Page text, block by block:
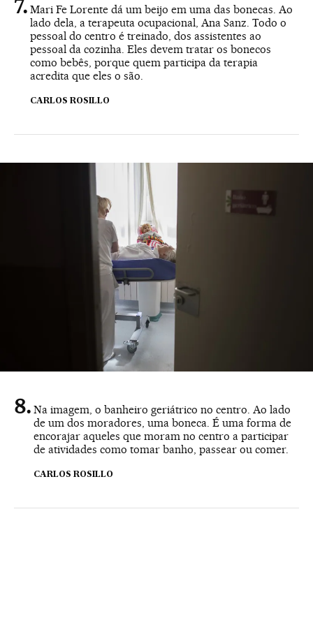
Mari Fe Lorente dá um beijo em uma das bonecas. Ao
lado dela, a terapeuta ocupacional, Ana Sanz. Todo o
pessoal do centro é treinado, dos assistentes ao
pessoal da cozinha. Eles devem tratar os bonecos
como bebês, porque quem participa da terapia
acredita que eles o são.
CARLOS ROSILLO
Na imagem, o banheiro geriátrico no centro. Ao lado
de um dos moradores, uma boneca. É uma forma de
encorajar aqueles que moram no centro a participar
de atividades como tomar banho, passear ou comer.
CARLOS ROSILLO